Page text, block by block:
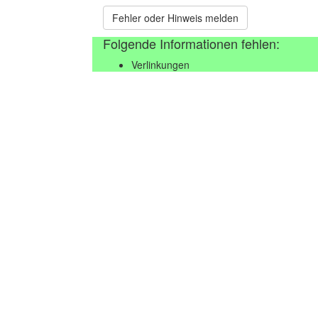
Fehler oder Hinweis melden
Folgende Informationen fehlen:
Verlinkungen